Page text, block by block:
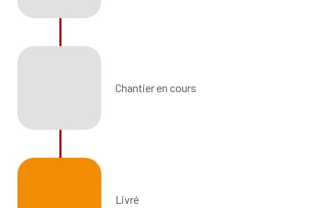
Chantier en cours
Livré